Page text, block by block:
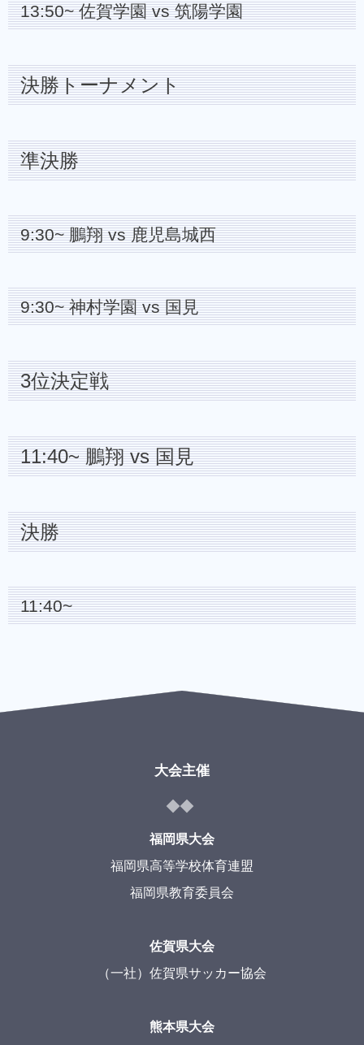
13:50~ 佐賀学園 vs 筑陽学園
決勝トーナメント
準決勝
9:30~ 鵬翔 vs 鹿児島城西
9:30~ 神村学園 vs 国見
3位決定戦
11:40~ 鵬翔 vs 国見
決勝
11:40~
大会主催
福岡県大会
福岡県高等学校体育連盟
福岡県教育委員会
佐賀県大会
（一社）佐賀県サッカー協会
熊本県大会